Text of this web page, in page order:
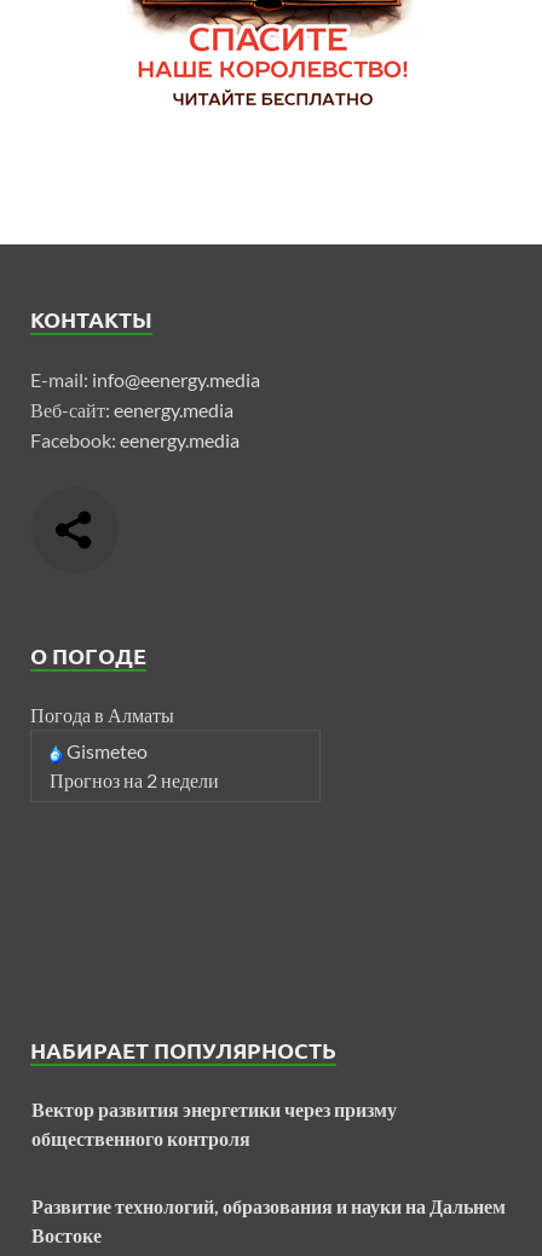
КОНТАКТЫ
E-mail: info@eenergy.media
Веб-сайт: eenergy.media
Facebook: eenergy.media
О ПОГОДЕ
Погода в Алматы
Gismeteo
Прогноз на 2 недели
НАБИРАЕТ ПОПУЛЯРНОСТЬ
Вектор развития энергетики через призму
общественного контроля
Развитие технологий, образования и науки на Дальнем
Востоке